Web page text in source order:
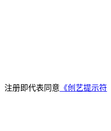
注册即代表同意 《创艺提示符